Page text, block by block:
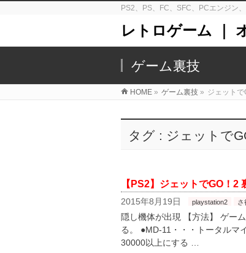
PS2、PS、FC、SFC、PCエンジン
レトロゲーム ｜
ゲーム裏技
HOME » ゲーム裏技 » ジェットで
タグ : ジェットで
【PS2】ジェットでGO！2
2015年8月19日 playstation2 さ
隠し機体が出現 【方法】 ゲー
る。 ●MD-11・・・トータルマ
30000以上にする …